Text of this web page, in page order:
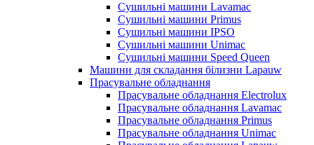
Сушильні машини Lavamac
Сушильні машини Primus
Сушильні машини IPSO
Сушильні машини Unimac
Сушильні машини Speed Queen
Машини для складання білизни Lapauw
Прасувальне обладнання
Прасувальне обладнання Electrolux
Прасувальне обладнання Lavamac
Прасувальне обладнання Primus
Прасувальне обладнання Unimac